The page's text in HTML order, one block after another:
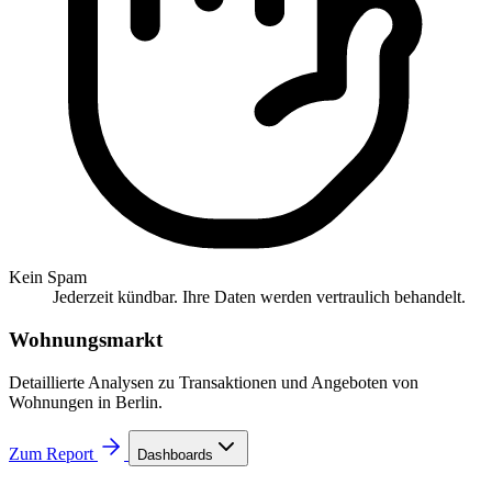
Kein Spam
Jederzeit kündbar. Ihre Daten werden vertraulich behandelt.
Wohnungsmarkt
Detaillierte Analysen zu Transaktionen und Angeboten von
Wohnungen in Berlin.
Zum Report Dashboards